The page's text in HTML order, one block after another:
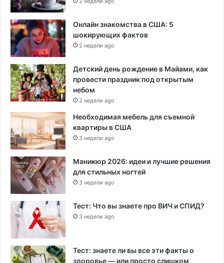
Онлайн знакомства в США: 5
шокирующих фактов
2 недели ago
Детский день рождение в Майами, как
провести праздник под открытым
небом
2 недели ago
Необходимая мебель для съемной
квартиры в США
3 недели ago
Маникюр 2026: идеи и лучшие решения
для стильных ногтей
3 недели ago
Тест: Что вы знаете про ВИЧ и СПИД?
3 недели ago
Тест: знаете ли вы все эти факты о
здоровье — или просто слишком